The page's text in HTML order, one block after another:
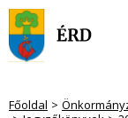
Főoldal